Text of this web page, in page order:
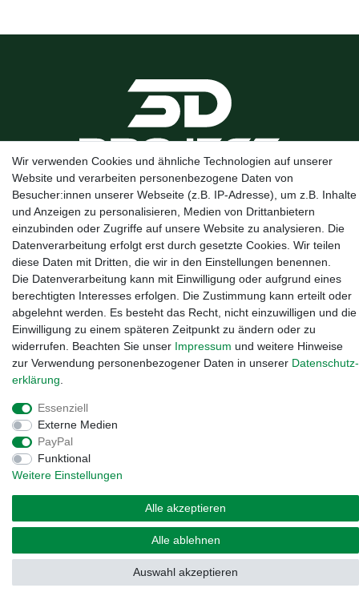
Kanalstraße 5, 95444 Bayreuth·0921 / 50753020·info@3dproject-
bayreuth.de
Widerrufs­recht
Wir verwenden Cookies und ähnliche Technologien auf unserer
Website und verarbeiten personenbezogene Daten von
Besucher:innen unserer Webseite (z.B. IP-Adresse), um z.B. Inhalte
und Anzeigen zu personalisieren, Medien von Drittanbietern
einzubinden oder Zugriffe auf unsere Website zu analysieren. Die
Datenverarbeitung erfolgt erst durch gesetzte Cookies. Wir teilen
diese Daten mit Dritten, die wir in den Einstellungen benennen.
Die Datenverarbeitung kann mit Einwilligung oder aufgrund eines
berechtigten Interesses erfolgen. Die Zustimmung kann erteilt oder
abgelehnt werden. Es besteht das Recht, nicht einzuwilligen und die
Einwilligung zu einem späteren Zeitpunkt zu ändern oder zu
widerrufen. Beachten Sie unser Impressum und weitere Hinweise
zur Verwendung personenbezogener Daten in unserer Daten­schutz­
erklärung
Essenziell
Externe Medien
PayPal
Funktional
Weitere Einstellungen
Alle akzeptieren
Alle ablehnen
Auswahl akzeptieren